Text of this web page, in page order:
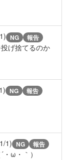
NG 報告
げ捨てるのか
NG 報告
1) NG 報告
ω・｀）